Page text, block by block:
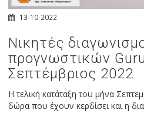
13-10-2022
Νικητές
προγνωστικών
Σεπτέμβριος 2022
Η τελική κατάταξη του μήνα
δώρα που έχουν κερδίσει και η